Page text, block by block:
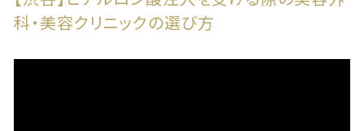
科・美容クリニックの選び方